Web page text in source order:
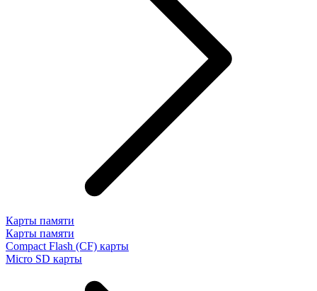
Карты памяти
Карты памяти
Compact Flash (CF) карты
Micro SD карты